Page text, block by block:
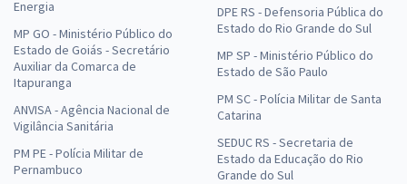
Energia
MP GO - Ministério Público do
Estado de Goiás - Secretário
Auxiliar da Comarca de
Itapuranga
ANVISA - Agência Nacional de
Vigilância Sanitária
PM PE - Polícia Militar de
Pernambuco
DPE RS - Defensoria Pública do
Estado do Rio Grande do Sul
MP SP - Ministério Público do
Estado de São Paulo
PM SC - Polícia Militar de Santa
Catarina
SEDUC RS - Secretaria de
Estado da Educação do Rio
Grande do Sul